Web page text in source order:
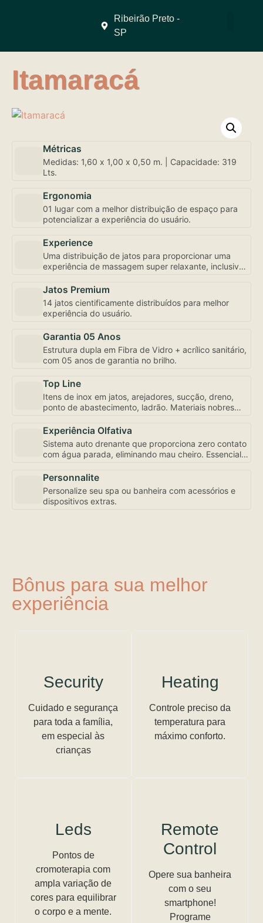
Ribeirão Preto -
SP
Itamaracá
Métricas
Medidas: 1,60 x 1,00 x 0,50 m. | Capacidade: 319
Lts.
Ergonomia
01 lugar com a melhor distribuição de espaço para
potencializar a experiência do usuário.
Experience
Uma distribuição de jatos para proporcionar uma
experiência de massagem super relaxante, inclusive
bem como a mais robusta motobomba do mercado –
uma exclusividade Amazon Spa focada em seu bem-
estar.
Jatos Premium
14 jatos cientificamente distribuídos para melhor
experiência do usuário.
Garantia 05 Anos
Estrutura dupla em Fibra de Vidro + acrílico sanitário,
com 05 anos de garantia no brilho.
Top Line
Itens de inox em jatos, arejadores, sucção, dreno,
ponto de abastecimento, ladrão. Materiais nobres
Experiência Olfativa
Sistema auto drenante que proporciona zero contato
com água parada, eliminando mau cheiro. Essencial
Personnalite
Personalize seu spa ou banheira com acessórios e
dispositivos extras.
Bônus para sua melhor
experiência
Security
Cuidado e segurança
para toda a família,
em especial às
crianças
Heating
Controle preciso da
temperatura para
máximo conforto.
Leds
Pontos de
cromoterapia com
ampla variação de
cores para equilibrar
o corpo e a mente.
Remote
Control
Opere sua banheira
com o seu
smartphone!
Programe